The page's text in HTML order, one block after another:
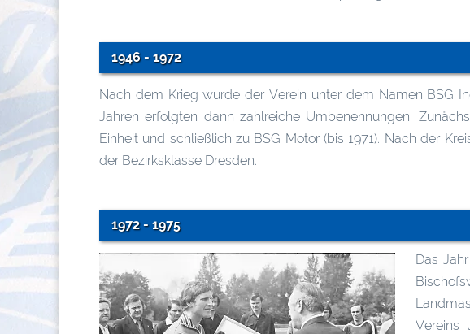
1946 - 1972
Nach dem Krieg wurde der Verein unter dem Namen BSG
Jahren erfolgten dann zahlreiche Umbenennungen.
Einheit und schließlich zu BSG Motor (bis 1971). Nach der
der Bezirksklasse Dresden.
1972 - 1975
Das
Vereins